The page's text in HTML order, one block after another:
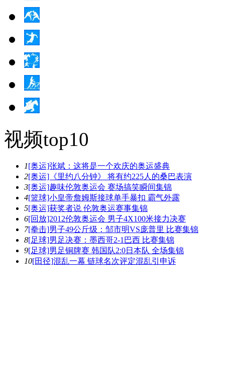
视频top10
1[奥运]张斌：这将是一个欢庆的奥运盛典
2[奥运]《里约八分钟》 将有约225人的桑巴表演
3[奥运]趣味伦敦奥运会 赛场搞笑瞬间集锦
4[篮球]小皇帝詹姆斯接球单手暴扣 霸气外露
5[奥运]获奖者说 伦敦奥运赛事集锦
6[回放]2012伦敦奥运会 男子4X100米接力决赛
7[拳击]男子49公斤级：邹市明VS庞普里 比赛集锦
8[足球]男足决赛：墨西哥2-1巴西 比赛集锦
9[足球]男足铜牌赛 韩国队2:0日本队 全场集锦
10[田径]混乱一幕 链球名次评定混乱引申诉